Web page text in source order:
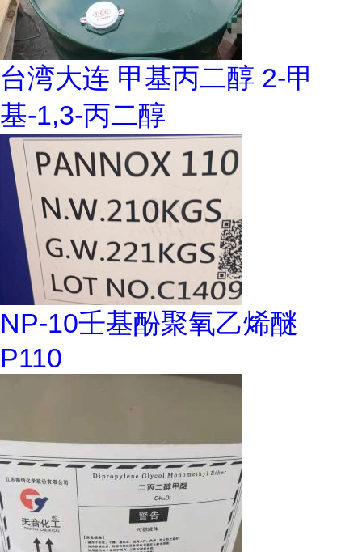
台湾大连 甲基丙二醇 2-甲
基-1,3-丙二醇
NP-10壬基酚聚氧乙烯醚
P110